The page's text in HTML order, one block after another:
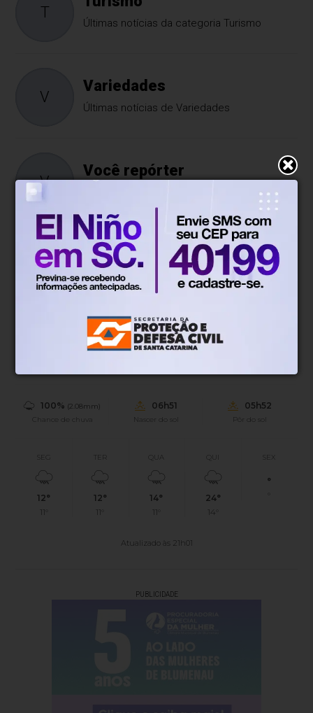
T
Últimas notícias da categoria Turismo
V
Variedades
Últimas notícias de Variedades
V
Você repórter
Blumenau, SC
17°
Tempo nublado
0.88km/h
100% (2.08mm)
Chance de chuva
06h51
Nascer do sol
05h52
Pôr do sol
SEG
12°
11°
TER
12°
11°
QUA
14°
11°
24°
14°
SEX
°
Atualizado às 21h01
PUBLICIDADE